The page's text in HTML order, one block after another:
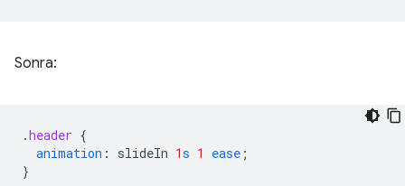
Sonra:
.header {
animation : slideIn 1s 1 ease ;
}